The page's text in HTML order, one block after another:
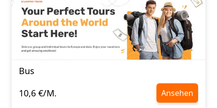
Bus
10,6 €/M.
Ansehen